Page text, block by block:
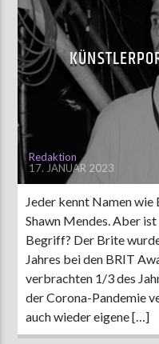
Redaktion
17. JANUAR 2023
Jeder kennt Namen wie
Shawn Mendes. Aber
Begriff? Der Brite
Jahres bei den BRIT
verbrachten 1/3 des
der Corona-Pandemie
auch wieder eigene […]